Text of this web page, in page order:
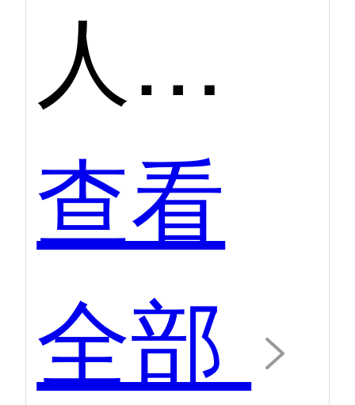
人力资源一体化第二季度口碑产品
查看
全部